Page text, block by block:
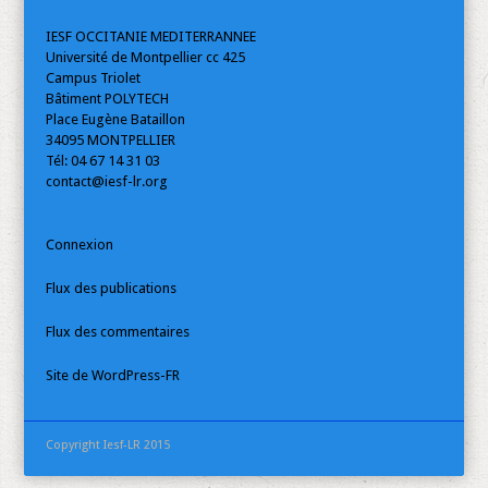
IESF OCCITANIE MEDITERRANNEE
Université de Montpellier cc 425
Campus Triolet
Bâtiment POLYTECH
Place Eugène Bataillon
34095 MONTPELLIER
Tél: 04 67 14 31 03
contact@iesf-lr.org
Connexion
Flux des publications
Flux des commentaires
Site de WordPress-FR
Copyright Iesf-LR 2015